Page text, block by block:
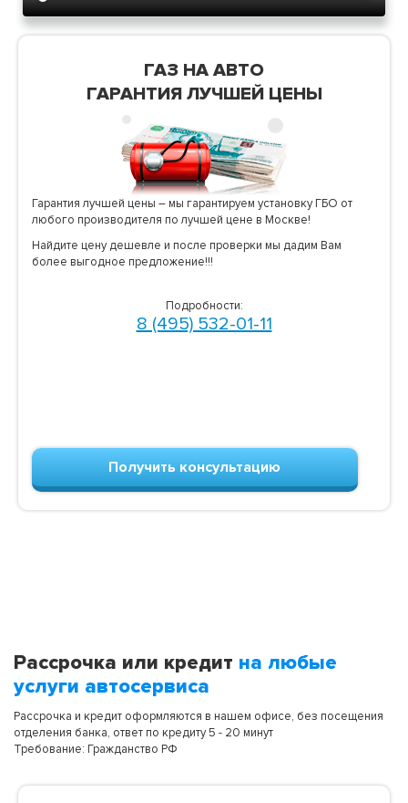
ГАЗ НА АВТО
ГАРАНТИЯ ЛУЧШЕЙ ЦЕНЫ
Гарантия лучшей цены – мы гарантируем установку ГБО от
любого производителя по лучшей цене в Москве!
Найдите цену дешевле и после проверки мы дадим Вам
более выгодное предложение!!!
Подробности:
8 (495) 532-01-11
Получить консультацию
Рассрочка или кредит на любые
услуги автосервиса
Рассрочка и кредит оформляются в нашем офисе, без посещения
отделения банка, ответ по кредиту 5 - 20 минут
Требование: Гражданство РФ